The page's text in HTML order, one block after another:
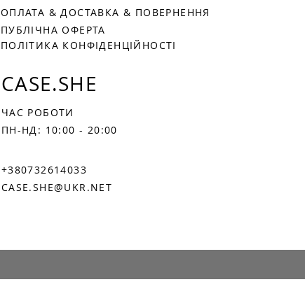
ОПЛАТА &ДОСТАВКА & ПОВЕРНЕННЯ
ПУБЛІЧНА ОФЕРТА
ПОЛІТИКА КОНФІДЕНЦІЙНОСТІ
CASE.SHE
ЧАС РОБОТИ
ПН-НД: 10:00 - 20:00
+380732614033
CASE.SHE@UKR.NET